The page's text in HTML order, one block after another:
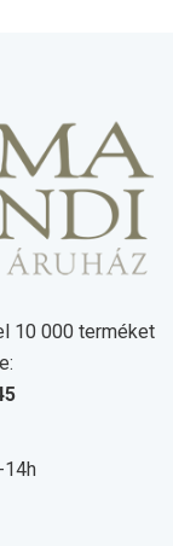
10 000 terméket
14h